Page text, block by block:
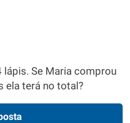
lápis. Se Maria comprou
ela terá no total?